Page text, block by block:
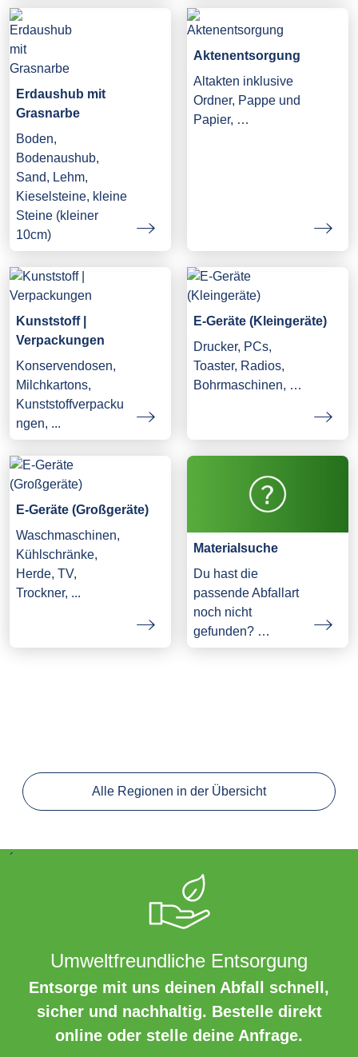
Erdaushub mit
Grasnarbe
Boden,
Bodenaushub,
Sand, Lehm,
Kieselsteine, kleine
Steine (kleiner
10cm)
Aktenentsorgung
Altakten inklusive
Ordner, Pappe und
Papier, …
Kunststoff |
Verpackungen
Konservendosen,
Milchkartons,
Kunststoffverpacku
ngen, ...
E-Geräte (Kleingeräte)
Drucker, PCs,
Toaster, Radios,
Bohrmaschinen, …
E-Geräte (Großgeräte)
Waschmaschinen,
Kühlschränke,
Herde, TV,
Trockner, ...
Materialsuche
Du hast die
passende Abfallart
noch nicht
gefunden? …
Alle Regionen in der Übersicht
´
Umweltfreundliche Entsorgung
Entsorge mit uns deinen Abfall schnell,
sicher und nachhaltig. Bestelle direkt
online oder stelle deine Anfrage.